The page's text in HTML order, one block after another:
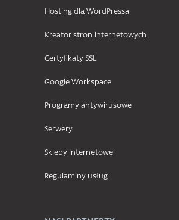
Hosting dla WordPressa
Kreator stron internetowych
Certyfikaty SSL
Google Workspace
Programy antywirusowe
Serwery
Sklepy internetowe
Regulaminy usług